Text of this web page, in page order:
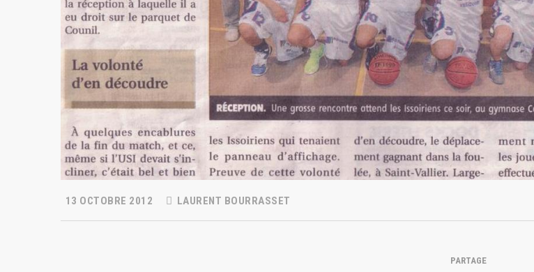
13 OCTOBRE 2012 LAURENT BOURRASSET
PARTAGE